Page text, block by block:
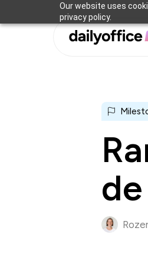
Our website uses
privacy policy.
to